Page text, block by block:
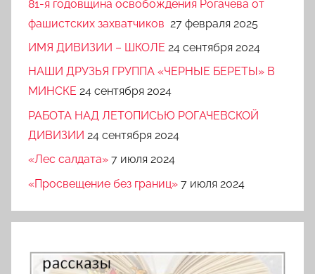
81-я годовщина освобождения Рогачева от
фашистских захватчиков 27 февраля 2025
ИМЯ ДИВИЗИИ – ШКОЛЕ 24 сентября 2024
НАШИ ДРУЗЬЯ ГРУППА «ЧЕРНЫЕ БЕРЕТЫ» В
МИНСКЕ 24 сентября 2024
РАБОТА НАД ЛЕТОПИСЬЮ РОГАЧЕВСКОЙ
ДИВИЗИИ 24 сентября 2024
«Лес салдата» 7 июля 2024
«Просвещение без границ» 7 июля 2024